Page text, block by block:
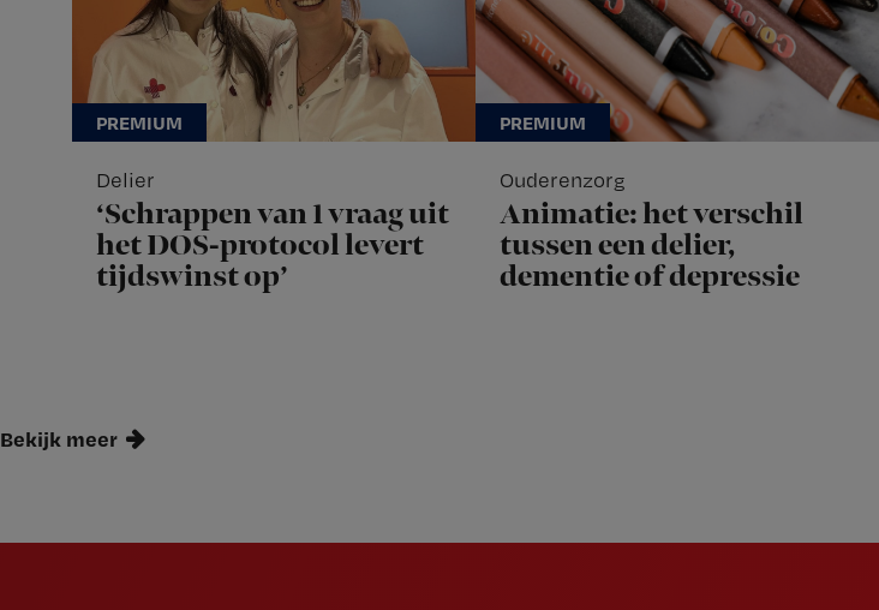
Delier
‘Schrappen van 1 vraag uit
het DOS-protocol levert
tijdswinst op’
Ouderenzorg
Animatie: het verschil
tussen een delier,
dementie of depressie
Bekijk meer